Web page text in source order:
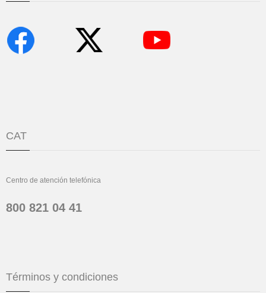
CAT
Centro de atención telefónica
800 821 04 41
Términos y condiciones